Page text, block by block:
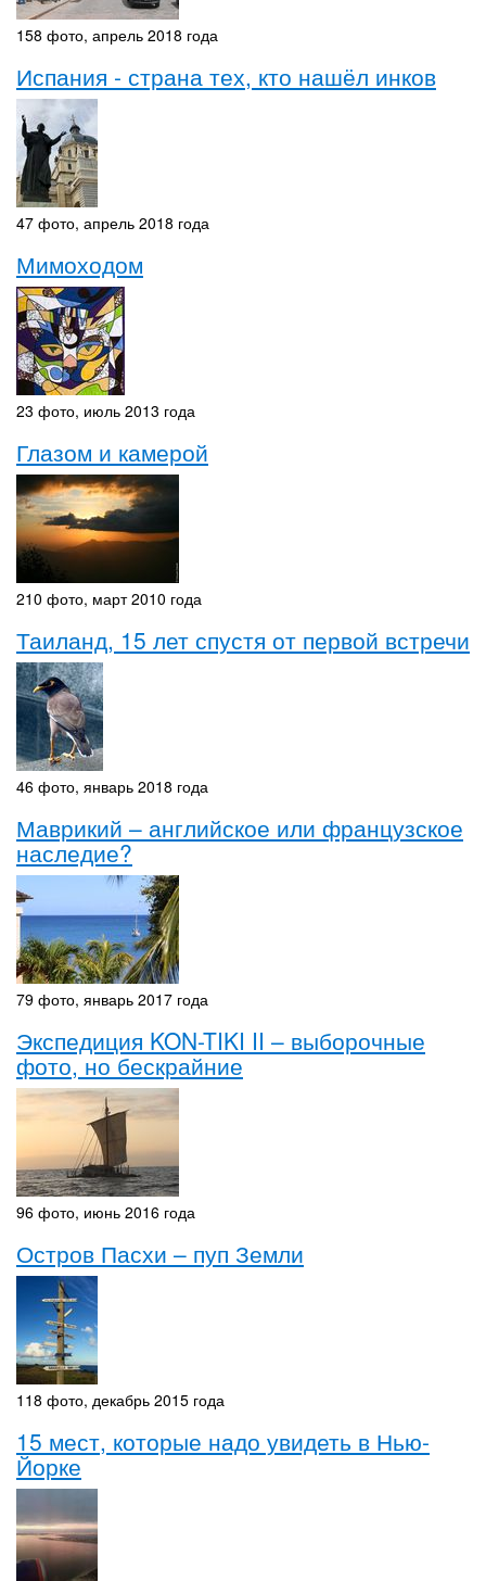
158 фото, апрель 2018 года
Испания - страна тех, кто нашёл инков
47 фото, апрель 2018 года
Мимоходом
23 фото, июль 2013 года
Глазом и камерой
210 фото, март 2010 года
Таиланд, 15 лет спустя от первой встречи
46 фото, январь 2018 года
Маврикий – английское или французское
наследие?
79 фото, январь 2017 года
Экспедиция KON-TIKI II – выборочные
фото, но бескрайние
96 фото, июнь 2016 года
Остров Пасхи – пуп Земли
118 фото, декабрь 2015 года
15 мест, которые надо увидеть в Нью-
Йорке